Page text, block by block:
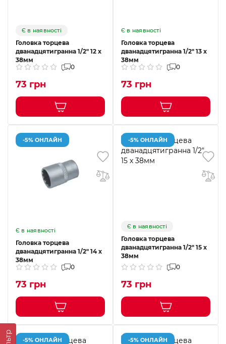
Є в наявності
Головка торцева
дванадцятигранна 1/2" 12 х
38мм
0
73 грн
Є в наявності
Головка торцева
дванадцятигранна 1/2" 13 х
38мм
0
73 грн
-5% ОНЛАЙН
Є в наявності
Головка торцева
дванадцятигранна 1/2" 14 х
38мм
0
73 грн
-5% ОНЛАЙН
Є в наявності
Головка торцева
дванадцятигранна 1/2" 15 х
38мм
0
73 грн
-5% ОНЛАЙН -5% ОНЛАЙН